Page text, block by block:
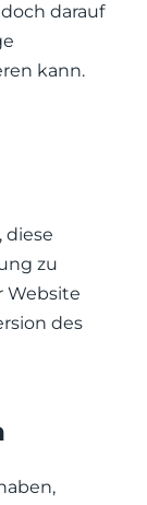
darauf
kann.
diese
zu
Website
des